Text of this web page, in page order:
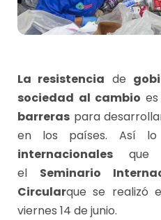
La resistencia de
sociedad al cambio
barreras para
en los países. Así lo
internacionales que
el Seminario
Circularque se realizó
viernes 14 de junio.